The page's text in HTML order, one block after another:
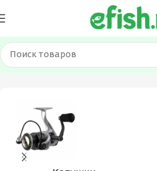
Главная Товар Вес приманки 15.5